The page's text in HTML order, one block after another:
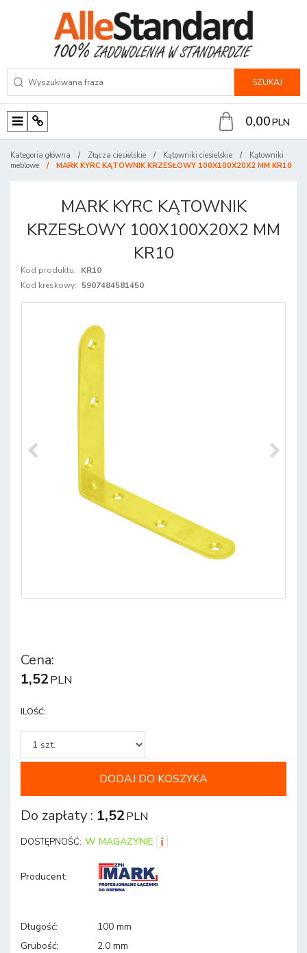
SZUKAJ
M
n
P
n
0,00PLN
Kategoria główna / Złącza ciesielskie / Kątowniki ciesielskie /
Kątowniki
meblowe
/ MARK KYRC KĄTOWNIK KRZESŁOWY 100X100X20X2 MM KR10
MARK KYRC KĄTOWNIK
KRZESŁOWY 100X100X20X2 MM
KR10
Kod produktu: KR10
Kod kreskowy: 5907484581450
Cena:
1,52PLN
ILOŚĆ:
DODAJ DO KOSZYKA
Do zapłaty : 1,52PLN
DOSTĘPNOŚĆ: W MAGAZYNIE
Producent:
Długość:
100 mm
Grubość:
2.0 mm